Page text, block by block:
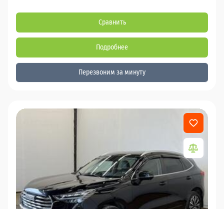
Сравнить
Подробнее
Перезвоним за минуту